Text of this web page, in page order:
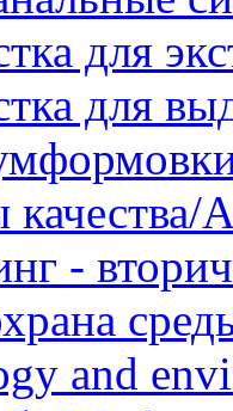
для
для
-
and